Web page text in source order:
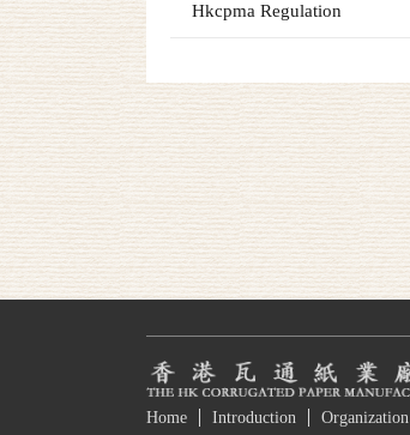
Hkcpma Regulation
Home Introduction Organization